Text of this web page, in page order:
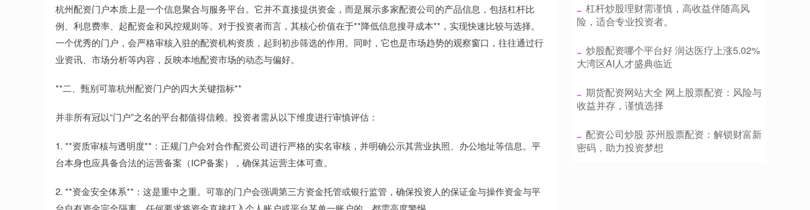
杭州配资门户本质上是一个信息聚合与服务平台。它并不直接提供资金，而是展示多家配资公司的产品信息，包括杠杆比
例、利息费率、起配资金和风控规则等。对于投资者而言，其核心价值在于**降低信息搜寻成本**，实现快速比较与选择。
一个优秀的门户，会严格审核入驻的配资机构资质，起到初步筛选的作用。同时，它也是市场趋势的观察窗口，往往通过行
业资讯、市场分析等内容，反映本地配资市场的动态与偏好。
**二、甄别可靠杭州配资门户的四大关键指标**
并非所有冠以“门户”之名的平台都值得信赖。投资者需从以下维度进行审慎评估：
1. **资质审核与透明度**：正规门户会对合作配资公司进行严格的实名审核，并明确公示其营业执照、办公地址等信息。平
台本身也应具备合法的运营备案（ICP备案），确保其运营主体可查。
2. **资金安全体系**：这是重中之重。可靠的门户会强调第三方资金托管或银行监管，确保投资人的保证金与操作资金与平
​杠杆炒股理财需谨慎，高收益伴随高风
险，适合专业投资者。
​炒股配资哪个平台好 润达医疗上涨5.02%
大湾区AI人才盛典临近
​期货配资网站大全 网上股票配资：风险与
收益并存，谨慎选择
​配资公司炒股 苏州股票配资：解锁财富新
密码，助力投资梦想